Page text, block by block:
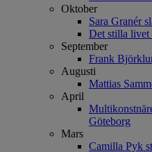
Oktober
Sara Granér
Det stilla livet
September
Frank
Augusti
Mattias
April
Göteborg
Mars
Camilla Pyk